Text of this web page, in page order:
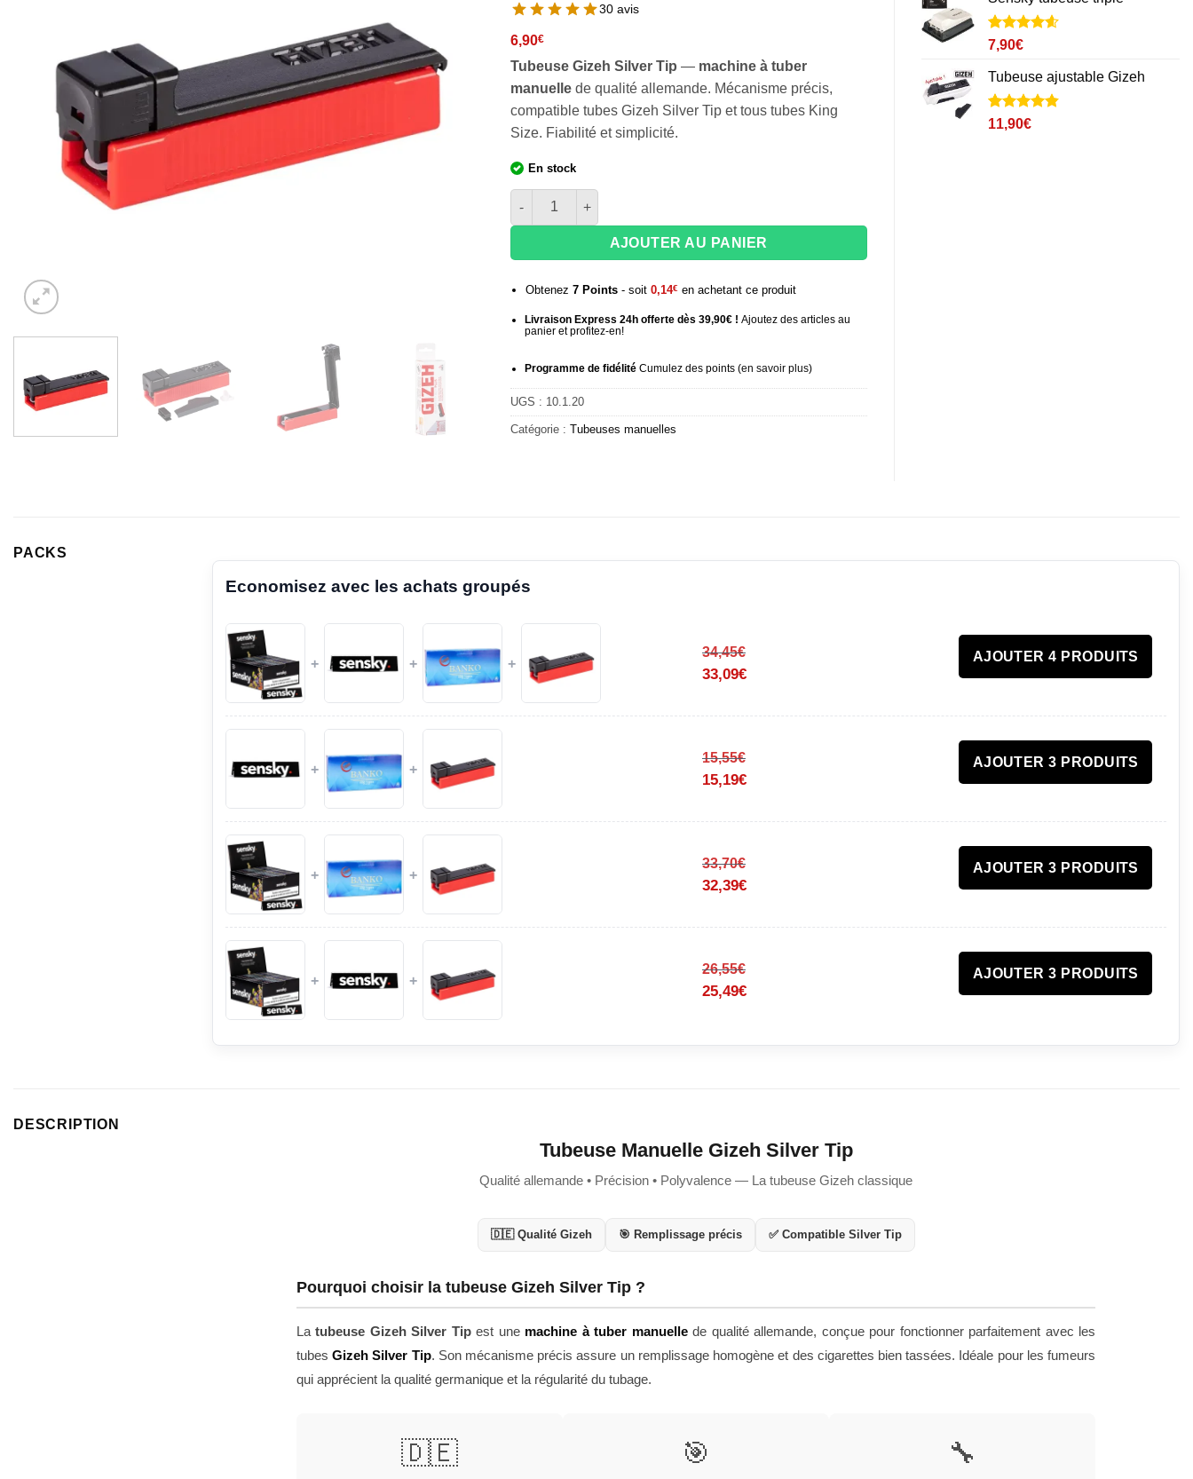
30 avis
6,90€
Tubeuse Gizeh Silver Tip — machine à tuber
manuelle de qualité allemande. Mécanisme précis,
compatible tubes Gizeh Silver Tip et tous tubes King
Size. Fiabilité et simplicité.
En stock
quantité de Tubeuse manuelle Gizeh Silver Tip
AJOUTER AU PANIER
Obtenez 7Points- soit 0,14€ en achetant ce produit
Livraison Express 24h offerte dès 39,90€ ! Ajoutez des articles au
panier et profitez-en!
Programme de fidélitéCumulez des points (en savoir plus)
UGS : 10.1.20
Catégorie : Tubeuses manuelles
client
Noté4.6
sur 5 basé
sur
7
notations
client
7,90€
Tubeuse ajustable Gizeh
Noté4.8
sur 5 basé
1
11,90€
PACKS
Economisez avec les achats groupés
+ + +
34,45€
33,09€
AJOUTER 4 PRODUITS
+ +
15,55€
15,19€
AJOUTER 3 PRODUITS
+ +
33,70€
32,39€
AJOUTER 3 PRODUITS
+ +
26,55€
25,49€
AJOUTER 3 PRODUITS
DESCRIPTION
Tubeuse Manuelle Gizeh Silver Tip
Qualité allemande • Précision • Polyvalence — La tubeuse Gizeh classique
🇩🇪 Qualité Gizeh 🎯 Remplissage précis ✅ Compatible Silver Tip
Pourquoi choisir la tubeuse Gizeh Silver Tip ?
Latubeuse Gizeh Silver Tipest une machine à tuber manuellede qualité allemande, conçue pour fonctionner parfaitement avec les
tubesGizeh Silver Tip. Son mécanisme précis assure un remplissage homogène et des cigarettes bien tassées. Idéale pour les fumeurs
qui apprécient la qualité germanique et la régularité du tubage.
🇩🇪 🎯 🔧